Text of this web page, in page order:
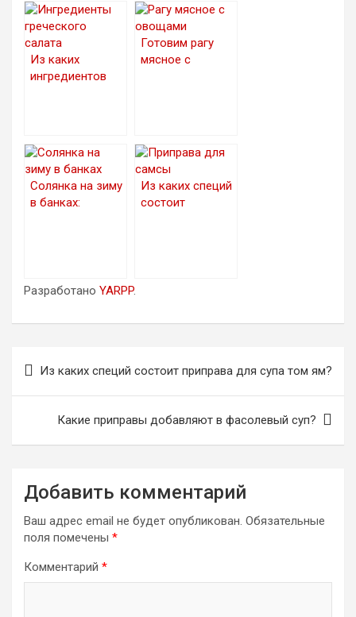
Из каких
ингредиентов
салата?
Готовим рагу
мясное с
Солянка на зиму
в банках:
Из каких специй
состоит
Разработано YARPP.
Из каких специй состоит приправа для супа том ям?
Какие приправы добавляют в фасолевый суп?
Добавить комментарий
Ваш адрес email не будет опубликован. Обязательные
поля помечены *
Комментарий *